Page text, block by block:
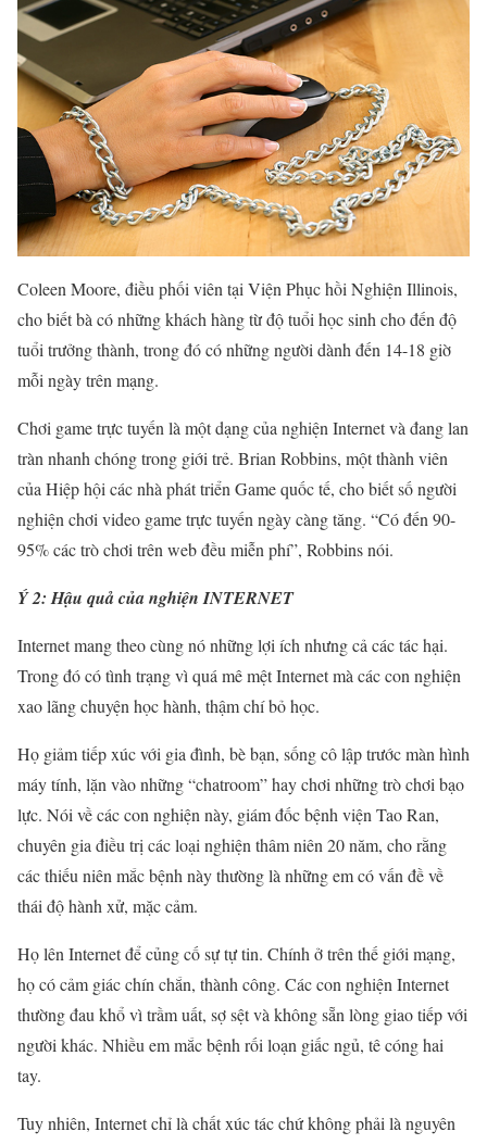
Coleen Moore, điều phối viên tại Viện Phục hồi Nghiện Illinois,
cho biết bà có những khách hàng từ độ tuổi học sinh cho đến độ
tuổi trưởng thành, trong đó có những người dành đến 14-18 giờ
mỗi ngày trên mạng.
Chơi game trực tuyến là một dạng của nghiện Internet và đang lan
tràn nhanh chóng trong giới trẻ. Brian Robbins, một thành viên
của Hiệp hội các nhà phát triển Game quốc tế, cho biết số người
nghiện chơi video game trực tuyến ngày càng tăng. “Có đến 90-
95% các trò chơi trên web đều miễn phí”, Robbins nói.
Ý 2: Hậu quả của nghiện INTERNET
Internet mang theo cùng nó những lợi ích nhưng cả các tác hại.
Trong đó có tình trạng vì quá mê mệt Internet mà các con nghiện
xao lãng chuyện học hành, thậm chí bỏ học.
Họ giảm tiếp xúc với gia đình, bè bạn, sống cô lập trước màn hình
máy tính, lặn vào những “chatroom” hay chơi những trò chơi bạo
lực. Nói về các con nghiện này, giám đốc bệnh viện Tao Ran,
chuyên gia điều trị các loại nghiện thâm niên 20 năm, cho rằng
các thiếu niên mắc bệnh này thường là những em có vấn đề về
thái độ hành xử, mặc cảm.
Họ lên Internet để củng cố sự tự tin. Chính ở trên thế giới mạng,
họ có cảm giác chín chắn, thành công. Các con nghiện Internet
thường đau khổ vì trầm uất, sợ sệt và không sẵn lòng giao tiếp với
người khác. Nhiều em mắc bệnh rối loạn giấc ngủ, tê cóng hai
tay.
Tuy nhiên, Internet chỉ là chất xúc tác chứ không phải là nguyên